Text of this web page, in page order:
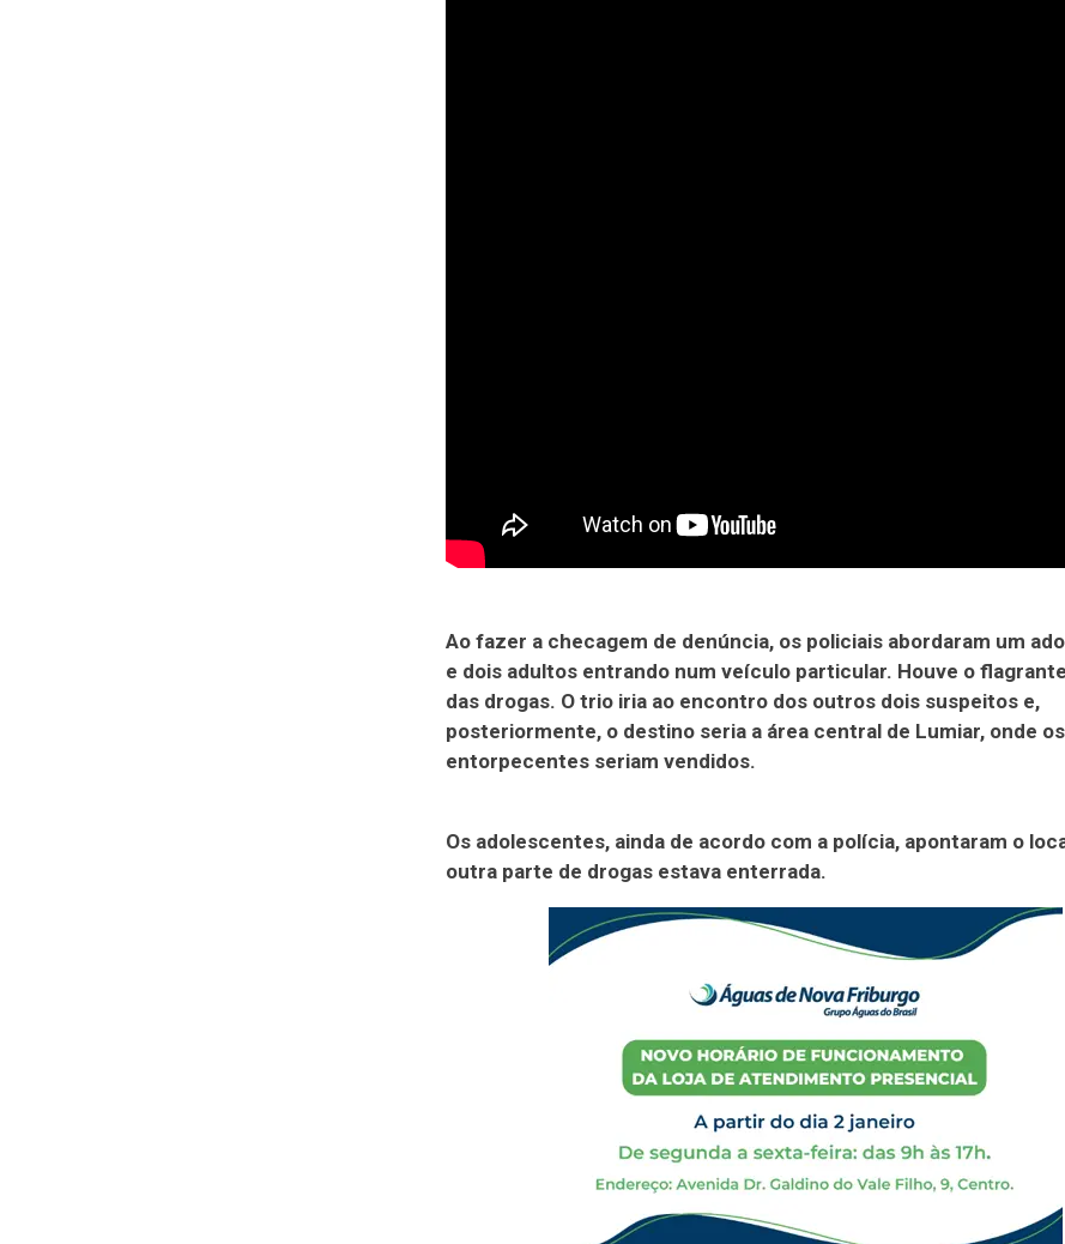
Ao fazer a checagem de denúncia, os policiais abordaram um
e dois adultos entrando num veículo particular. Houve o
das drogas. O trio iria ao encontro dos outros dois suspeitos e,
posteriormente, o destino seria a área central de Lumiar, onde os
entorpecentes seriam vendidos.
Os adolescentes, ainda de acordo com a polícia, apontaram o
outra parte de drogas estava enterrada.